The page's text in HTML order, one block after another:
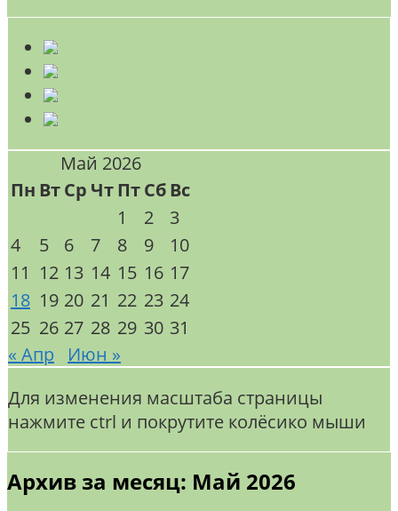
Май 2026
Пн ВтСр ЧтПтСбВс
1
2
3
4
5 6 7 8 9
10
11 12 13 14 15 16 17
18 19 20 21 22 23 24
25 26 27 28 29 30 31
« Апр
Июн »
Для изменения масштаба страницы
нажмите ctrl и покрутите колёсико мыши
Архив за месяц: Май 2026